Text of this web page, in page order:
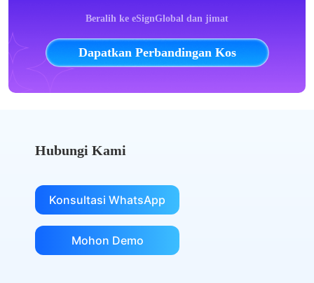
Beralih ke eSignGlobal dan jimat
Dapatkan Perbandingan Kos
Hubungi Kami
Konsultasi WhatsApp
Mohon Demo